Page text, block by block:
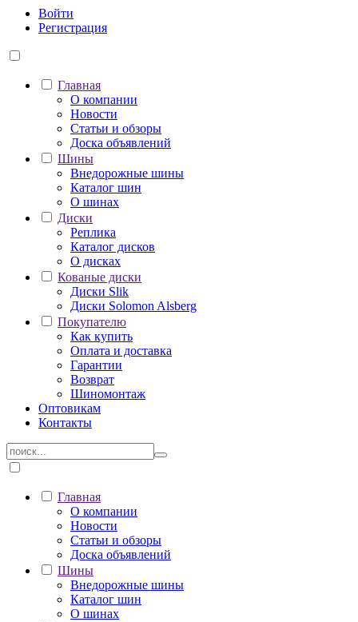
Войти
Регистрация
Главная
О компании
Новости
Статьи и обзоры
Доска объявлений
Шины
Внедорожные шины
Каталог шин
О шинах
Диски
Реплика
Каталог дисков
О дисках
Кованые диски
Диски Slik
Диски Solomon Alsberg
Покупателю
Как купить
Оплата и доставка
Гарантии
Возврат
Шиномонтаж
Оптовикам
Контакты
Главная
О компании
Новости
Статьи и обзоры
Доска объявлений
Шины
Внедорожные шины
Каталог шин
О шинах